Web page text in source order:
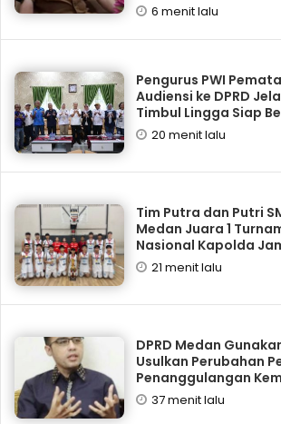
6 menit lalu
Pengurus PWI
Audiensi ke DPRD
Timbul Lingga Siap
20 menit lalu
Tim Putra dan Putri
Medan Juara 1
Nasional Kapolda
21 menit lalu
DPRD Medan
Usulkan Perubahan
Penanggulangan
37 menit lalu